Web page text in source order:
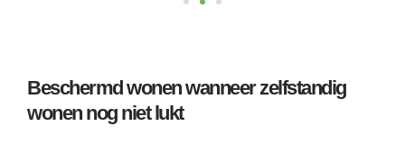
Beschermd wonen wanneer zelfstandig
wonen nog niet lukt